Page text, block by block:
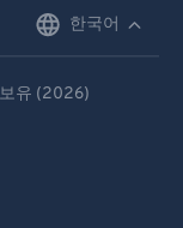
한국어
유 (2026)